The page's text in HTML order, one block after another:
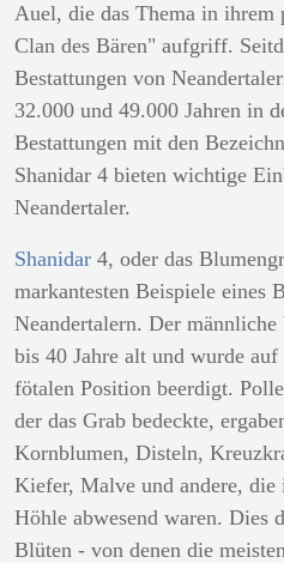
Auel, die das Thema in ihrem
Clan des Bären" aufgriff.
Bestattungen von
32.000 und 49.000 Jahren in
Bestattungen mit den
Shanidar 4 bieten wichtige
Neandertaler.
Shanidar 4, oder das
markantesten Beispiele eines
Neandertalern. Der
bis 40 Jahre alt und wurde
fötalen Position beerdigt.
der das Grab bedeckte,
Kornblumen, Disteln,
Kiefer, Malve und andere, die
Höhle abwesend waren. Dies
Blüten - von denen die